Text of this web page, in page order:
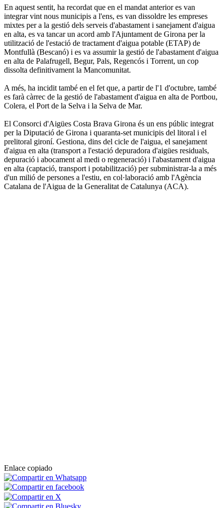
En aquest sentit, ha recordat que en el mandat anterior es van
integrar vint nous municipis a l'ens, es van dissoldre les empreses
mixtes per a la gestió dels serveis d'abastament i sanejament d'aigua
en alta, es va tancar un acord amb l'Ajuntament de Girona per la
utilització de l'estació de tractament d'aigua potable (ETAP) de
Montfullà (Bescanó) i es va assumir la gestió de l'abastament d'aigua
en alta de Palafrugell, Begur, Pals, Regencós i Torrent, un cop
dissolta definitivament la Mancomunitat.
A més, ha incidit també en el fet que, a partir de l'1 d'octubre, també
es farà càrrec de la gestió de l'abastament d'aigua en alta de Portbou,
Colera, el Port de la Selva i la Selva de Mar.
El Consorci d'Aigües Costa Brava Girona és un ens públic integrat
per la Diputació de Girona i quaranta-set municipis del litoral i el
prelitoral gironí. Gestiona, dins del cicle de l'aigua, el sanejament
d'aigua en alta (transport a l'estació depuradora d'aigües residuals,
depuració i abocament al medi o regeneració) i l'abastament d'aigua
en alta (captació, transport i potabilització) per subministrar-la a més
d'un milió de persones a l'estiu, en col·laboració amb l'Agència
Catalana de l'Aigua de la Generalitat de Catalunya (ACA).
Enlace copiado